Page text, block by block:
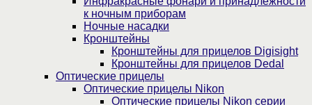
к ночным приборам
Ночные насадки
Кронштейны
Кронштейны для прицелов Digisight
Кронштейны для прицелов Dedal
Оптические прицелы
Оптические прицелы Nikon
Оптические прицелы Nikon серии